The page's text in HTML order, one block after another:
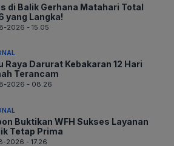
di Balik Gerhana Matahari Total
yang Langka!
2026 - 15.05
Raya Darurat Kebakaran 12 Hari
Terancam
2026 - 08.26
Buktikan WFH Sukses Layanan
Tetap Prima
2026 - 17.26